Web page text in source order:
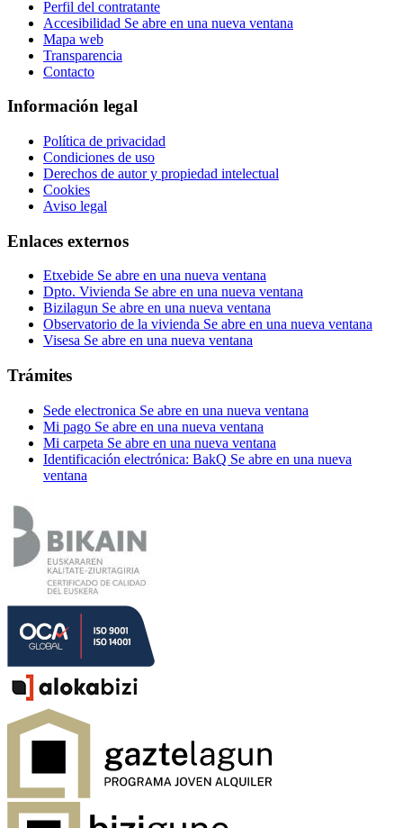
Perfil del contratante
Accesibilidad Se abre en una nueva ventana
Mapa web
Transparencia
Contacto
Información legal
Política de privacidad
Condiciones de uso
Derechos de autor y propiedad intelectual
Cookies
Aviso legal
Enlaces externos
Etxebide Se abre en una nueva ventana
Dpto. Vivienda Se abre en una nueva ventana
Bizilagun Se abre en una nueva ventana
Observatorio de la vivienda Se abre en una nueva ventana
Visesa Se abre en una nueva ventana
Trámites
Sede electronica Se abre en una nueva ventana
Mi pago Se abre en una nueva ventana
Mi carpeta Se abre en una nueva ventana
Identificación electrónica: BakQ Se abre en una nueva
ventana